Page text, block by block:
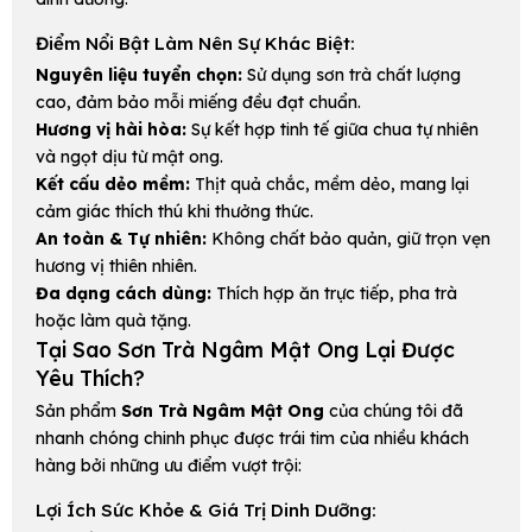
Điểm Nổi Bật Làm Nên Sự Khác Biệt:
Nguyên liệu tuyển chọn: Sử dụng sơn trà chất lượng
cao, đảm bảo mỗi miếng đều đạt chuẩn.
Hương vị hài hòa: Sự kết hợp tinh tế giữa chua tự nhiên
và ngọt dịu từ mật ong.
Kết cấu dẻo mềm: Thịt quả chắc, mềm dẻo, mang lại
cảm giác thích thú khi thưởng thức.
An toàn & Tự nhiên: Không chất bảo quản, giữ trọn vẹn
hương vị thiên nhiên.
Đa dạng cách dùng: Thích hợp ăn trực tiếp, pha trà
hoặc làm quà tặng.
Tại Sao Sơn Trà Ngâm Mật Ong Lại Được
Yêu Thích?
Sản phẩm Sơn Trà Ngâm Mật Ong của chúng tôi đã
nhanh chóng chinh phục được trái tim của nhiều khách
hàng bởi những ưu điểm vượt trội:
Lợi Ích Sức Khỏe & Giá Trị Dinh Dưỡng: